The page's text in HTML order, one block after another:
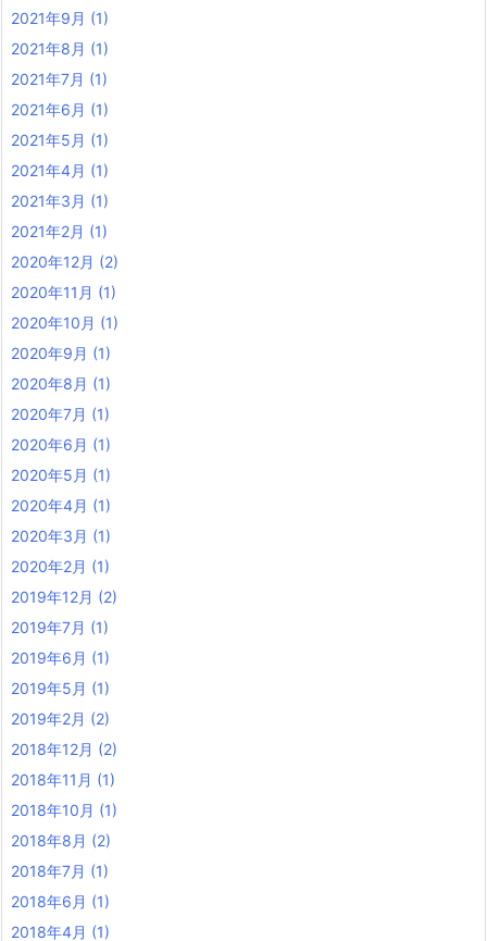
2021年9月 (1)
2021年8月 (1)
2021年7月 (1)
2021年6月 (1)
2021年5月 (1)
2021年4月 (1)
2021年3月 (1)
2021年2月 (1)
2020年12月 (2)
2020年11月 (1)
2020年10月 (1)
2020年9月 (1)
2020年8月 (1)
2020年7月 (1)
2020年6月 (1)
2020年5月 (1)
2020年4月 (1)
2020年3月 (1)
2020年2月 (1)
2019年12月 (2)
2019年7月 (1)
2019年6月 (1)
2019年5月 (1)
2019年2月 (2)
2018年12月 (2)
2018年11月 (1)
2018年10月 (1)
2018年8月 (2)
2018年7月 (1)
2018年6月 (1)
2018年4月 (1)